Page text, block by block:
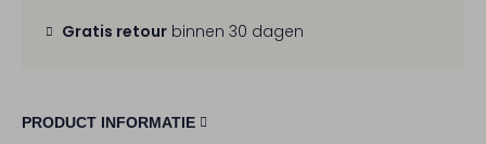
Gratis retour binnen 30 dagen
PRODUCT INFORMATIE